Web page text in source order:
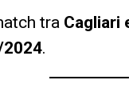
tra Cagliari
.